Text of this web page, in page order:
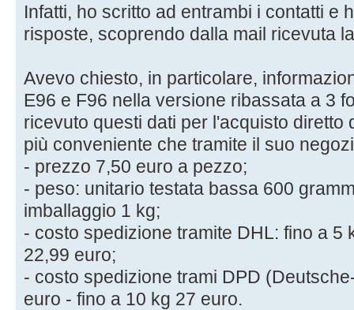
Infatti, ho scritto ad entrambi i contatti e
risposte, scoprendo dalla mail ricevuta
Avevo chiesto, in particolare,
E96 e F96 nella versione ribassata a 3
ricevuto questi dati per l'acquisto diretto
più conveniente che tramite il suo
- prezzo 7,50 euro a pezzo;
- peso: unitario testata bassa 600
imballaggio 1 kg;
- costo spedizione tramite DHL: fino a 5
22,99 euro;
- costo spedizione trami DPD
euro - fino a 10 kg 27 euro.